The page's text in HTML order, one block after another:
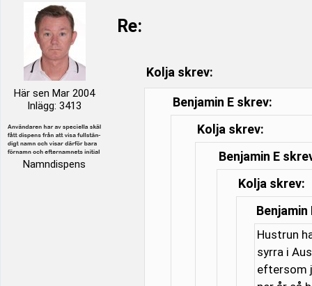
Här sen Mar 2004
Inlägg: 3413
Namndispens
Re:
Kolja skrev:
Benjamin E skrev:
Kolja skrev:
Benjamin E
Kolja skrev:
Benjamin
Hustrun
syrra i
eftersom